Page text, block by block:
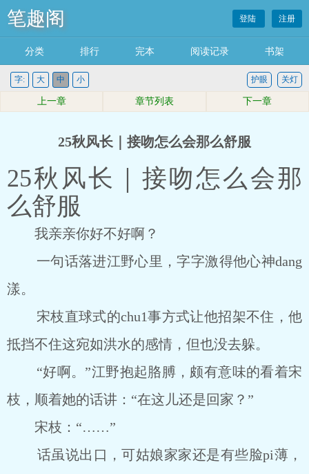
笔趣阁 登陆 注册
分类 排行 完本 阅读记录 书架
字: 大 中 小 关灯
护眼
上一章 章节列表 下一章
25秋风长｜接吻怎么会那么舒服
25秋风长｜接吻怎么会那
么舒服
我亲亲你好不好啊？
一句话落进江野心里，字字激得他心神dang
漾。
宋枝直球式的chu1事方式让他招架不住，他
抵挡不住这宛如洪水的感情，但也没去躲。
“好啊。”江野抱起胳膊，颇有意味的看着宋
枝，顺着她的话讲：“在这儿还是回家？”
宋枝：“……”
话虽说出口，可姑娘家家还是有些脸pi薄，